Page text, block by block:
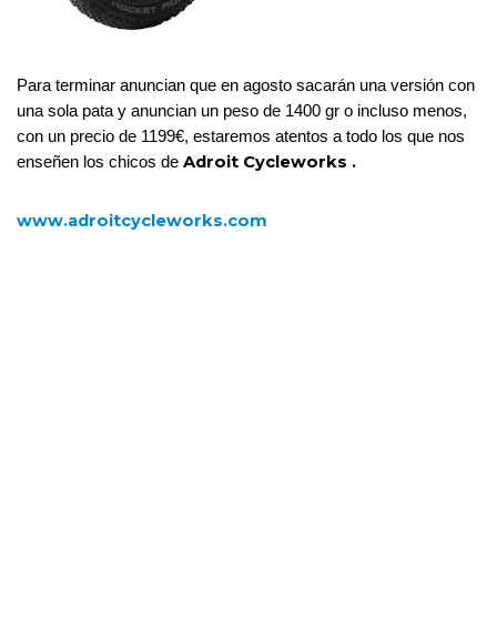
Para terminar anuncian que en agosto sacarán una versión con
una sola pata y anuncian un peso de 1400 gr o incluso menos,
con un precio de 1199€, estaremos atentos a todo los que nos
enseñen los chicos de Adroit Cycleworks .
www.adroitcycleworks.com